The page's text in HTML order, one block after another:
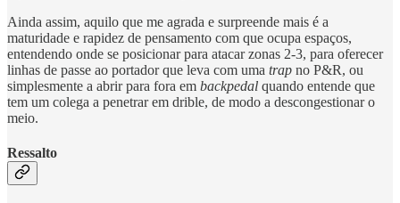
Ainda assim, aquilo que me agrada e surpreende mais é a
maturidade e rapidez de pensamento com que ocupa espaços,
entendendo onde se posicionar para atacar zonas 2-3, para oferecer
linhas de passe ao portador que leva com uma trap no P&R, ou
simplesmente a abrir para fora em backpedal quando entende que
tem um colega a penetrar em drible, de modo a descongestionar o
meio.
Ressalto